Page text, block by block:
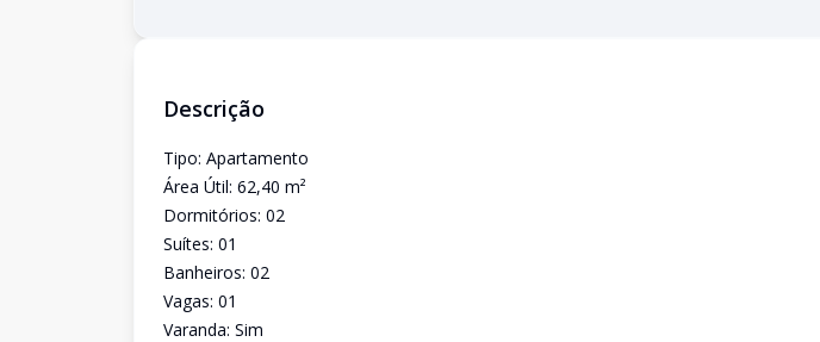
Descrição
Tipo: Apartamento
Área Útil: 62,40 m²
Dormitórios: 02
Suítes: 01
Banheiros: 02
Vagas: 01
Varanda: Sim